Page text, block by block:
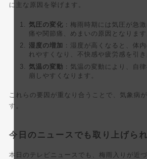
に主な原因を挙げます。
気圧の変化 ：梅雨時期には気圧が急
痛や関節痛、めまいの原因となります
湿度の増加 ：湿度が高くなると、体
れやすくなり、不快感や疲労感を引き
気温の変動 ：気温の変動により、自
崩しやすくなります。
これらの要因が重なり合うことで、気象病
す。
今日のニュースでも取り上げら
本日のテレビニュースでも、梅雨入りが近